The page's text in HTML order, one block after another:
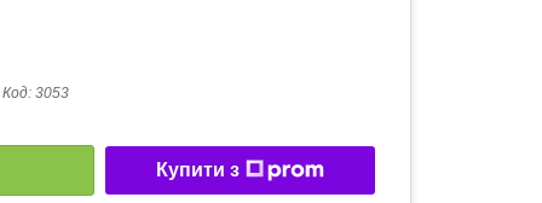
Код: 3053
Купити з